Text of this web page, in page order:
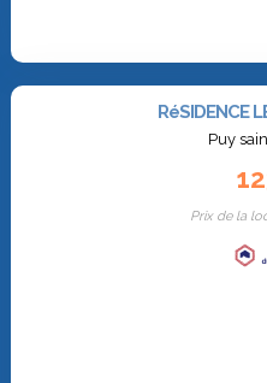
RéSIDENCE
Puy
Prix de la